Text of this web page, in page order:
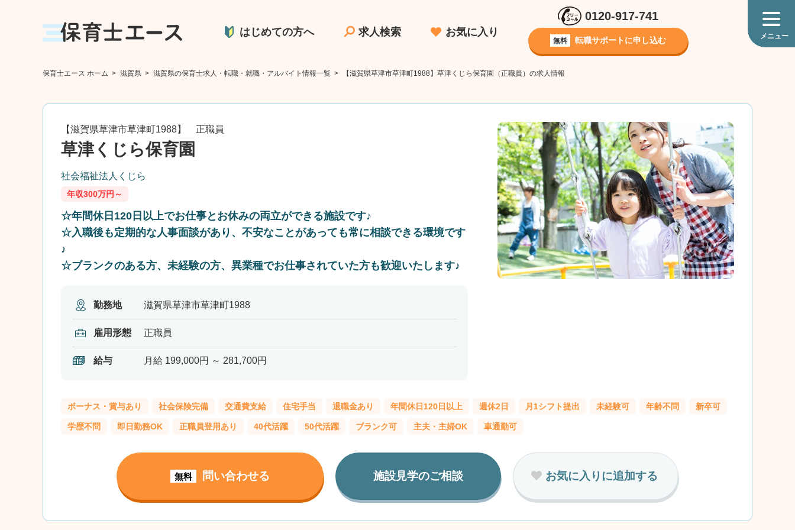
はじめての方へ 求人検索 お気に入り
0120-917-741
無料 転職サポートに申し込む
保育士エース ホーム > 滋賀県 > 滋賀県の保育士求人・転職・就職・アルバイト情報一覧 > 【滋賀県草津市草津町1988】草津くじら保育園（正職員）の求人情報
☆年間休日120日以上でお仕事とお休みの両立ができる施設です♪
☆入職後も定期的な人事面談があり、不安なことがあっても常に相談できる環境です
♪
☆ブランクのある方、未経験の方、異業種でお仕事されていた方も歓迎いたします♪
【滋賀県草津市草津町1988】 正職員
草津くじら保育園
社会福祉法人くじら
年収300万円～
勤務地 滋賀県草津市草津町1988
雇用形態 正職員
給与 月給 199,000円 ～ 281,700円
ボーナス・賞与あり 社会保険完備 交通費支給 住宅手当 退職金あり 年間休日120日以上 週休2日 月1シフト提出 未経験可 年齢不問 新卒可
学歴不問 即日勤務OK 正職員登用あり 40代活躍 50代活躍 ブランク可 主夫・主婦OK 車通勤可
無料 問い合わせる 施設見学のご相談 お気に入りに追加する